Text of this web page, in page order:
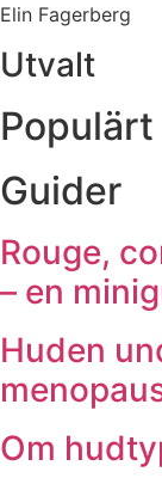
Elin Fagerberg
Utvalt
Guider
Rouge,
– en
Huden
Om